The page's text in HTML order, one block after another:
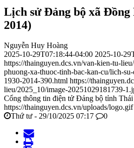
Lịch sử Đảng bộ xã Đồng
2014)
Nguyễn Huy Hoàng
2025-10-29T07:18:44-04:00 2025-10-
https://thainguyen.dcs.vn/van-kien-tu-
phuong-xa-thuoc-tinh-bac-kan-cu/lich-
1930-2014-390.html https://
lieu/2025_10/image-20251029181739-
Cổng thông tin điện tử Đảng bộ tỉnh
https://thainguyen.dcs.vn/uploads/logo.gif
Thứ tư - 29/10/2025 07:17
0